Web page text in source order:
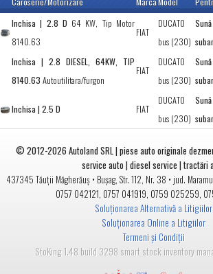
Inchisa | 2.8 D 64 KW, Tip Motor
8140.63
FIAT
DUCATO
bus (230)
Inchisa | 2.8 DIESEL, 64KW, TIP
8140.63 Autoutilitara/furgon
FIAT
DUCATO
bus (230)
Inchisa | 2.5 D FIAT
DUCATO
bus (230)
© 2012-2026Autoland SRL | piese auto originale
service auto | diesel service | tractări
437345 Tăuții Măgherăuș• Bușag, Str. 112, Nr. 38 • jud.
0757 042121, 0757 041919, 0759 025259,
Soluționarea Alternativă a Litigiilor
Soluționarea Online a Litigiilor
Termeni și Condiții
StoKing 1.48 build 3298 smart stock inventory